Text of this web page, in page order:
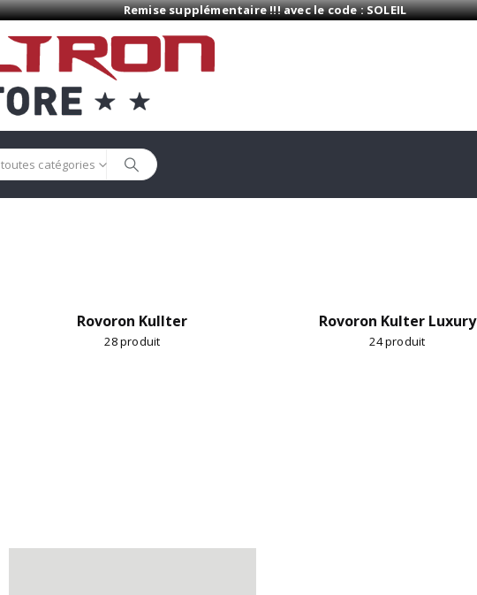
Remise supplémentaire !!! avec le code : SOLEIL
toutes catégories
Rovoron Kullter
28produit
Rovoron Kulter Luxury
24produit